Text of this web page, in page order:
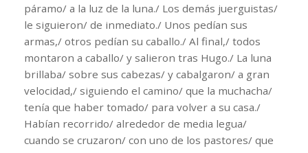
páramo/ a la luz de la luna./ Los demás juerguistas/
le siguieron/ de inmediato./ Unos pedían sus
armas,/ otros pedían su caballo./ Al final,/ todos
montaron a caballo/ y salieron tras Hugo./ La luna
brillaba/ sobre sus cabezas/ y cabalgaron/ a gran
velocidad,/ siguiendo el camino/ que la muchacha/
tenía que haber tomado/ para volver a su casa./
Habían recorrido/ alrededor de media legua/
cuando se cruzaron/ con uno de los pastores/ que